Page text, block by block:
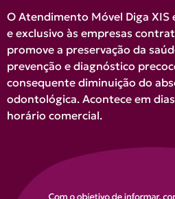
O Atendimento Móvel Diga
e exclusivo às empresas
promove a preservação da
prevenção e diagnóstico
consequente diminuição do
odontológica. Acontece em
horário comercial.